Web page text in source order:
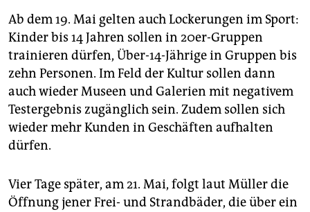
Ab dem 19. Mai gelten auch Lockerungen im Sport:
Kinder bis 14 Jahren sollen in 20er-Gruppen
trainieren dürfen, Über-14-Jährige in Gruppen bis
zehn Personen. Im Feld der Kultur sollen dann
auch wieder Museen und Galerien mit negativem
Testergebnis zugänglich sein. Zudem sollen sich
wieder mehr Kunden in Geschäften aufhalten
dürfen.
Vier Tage später, am 21. Mai, folgt laut Müller die
Öffnung jener Frei- und Strandbäder, die über ein